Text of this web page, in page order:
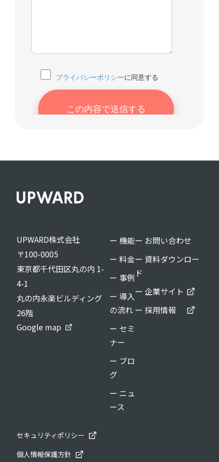
UPWARD株式会社
〒100-0005
東京都千代田区丸の内 1-
4-1
丸の内永楽ビルディング
26階
Google map
ー 機能
ー 料金
ー 事例
ー 導入
の流れ
ー セミ
ナー
ー ブロ
グ
ー ニュ
ース
ー お問い合わせ
ー 資料ダウンロー
ド
ー 企業サイト
ー 採用情報
セキュリティポリシー
個人情報保護方針